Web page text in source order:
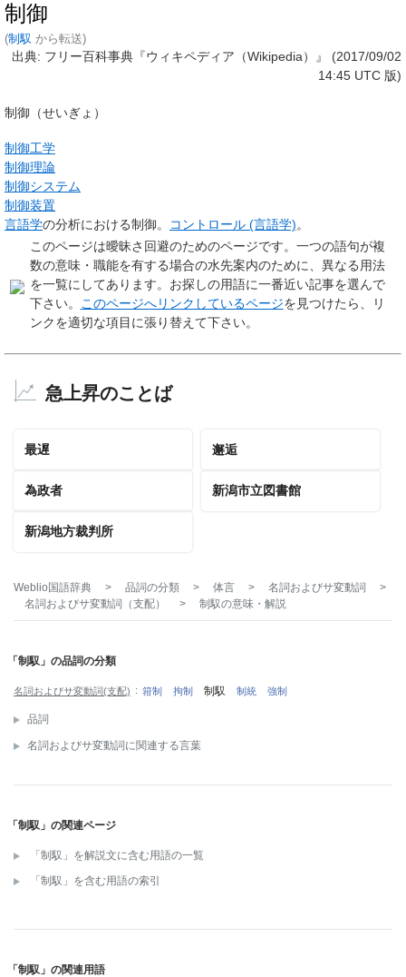
制御
(制馭 から転送)
出典: フリー百科事典『ウィキペディア（Wikipedia）』 (2017/09/02
14:45 UTC 版)
制御 （せいぎょ）
制御工学
制御理論
制御システム
制御装置
言語学の分析における制御。 コントロール (言語学)。
このページは曖昧さ回避のためのページです。一つの語句が複
数の意味・職能を有する場合の水先案内のために、異なる用法
を一覧にしてあります。お探しの用語に一番近い記事を選んで
下さい。 このページへリンクしているページを見つけたら、リ
ンクを適切な項目に張り替えて下さい。
急上昇のことば
最遅 邂逅
為政者 新潟市立図書館
新潟地方裁判所
Weblio国語辞典 > 品詞の分類 > 体言 > 名詞およびサ変動詞
>
名詞およびサ変動詞（支配）
> 制馭の意味・解説
「制馭」の品詞の分類
名詞およびサ変動詞(支配) 箝制 拘制 制馭 制統 強制
品詞
名詞およびサ変動詞に関連する言葉
「制馭」の関連ページ
「制馭」を解説文に含む用語の一覧
「制馭」を含む用語の索引
「制馭」の関連用語